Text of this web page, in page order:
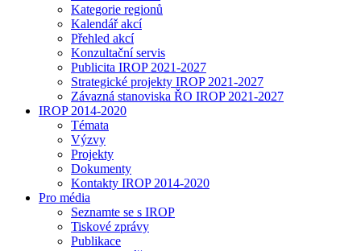
Kategorie regionů
Kalendář akcí
Přehled akcí
Konzultační servis
Publicita IROP 2021-2027
Strategické projekty IROP 2021-2027
Závazná stanoviska ŘO IROP 2021-2027
IROP 2014-2020
Témata
Výzvy
Projekty
Dokumenty
Kontakty IROP 2014-2020
Pro média
Seznamte se s IROP
Tiskové zprávy
Publikace